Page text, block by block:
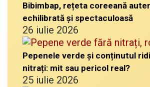
Bibimbap, rețeta coreeană
echilibrată și spectaculoasă
26 iulie 2026
Pepenele verde și conținutul
nitrați: mit sau pericol real?
25 iulie 2026